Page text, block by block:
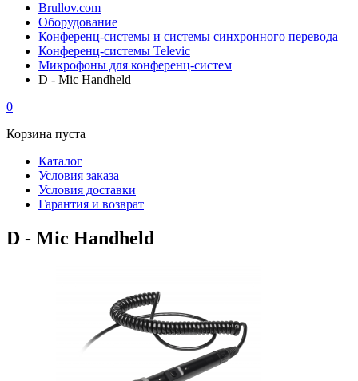
Brullov.com
Оборудование
Конференц-системы и системы синхронного перевода
Конференц-системы Televic
Микрофоны для конференц-систем
D - Mic Handheld
0
Корзина пуста
Каталог
Условия заказа
Условия доставки
Гарантия и возврат
D - Mic Handheld